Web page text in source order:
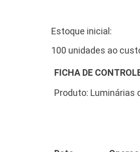
Estoque inicial:
100 unidades ao
FICHA DE
Produto: Luminárias